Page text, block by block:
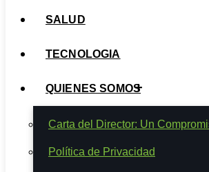
SALUD
TECNOLOGIA
QUIENES SOMOS
Carta del Director: Un
Política de Privacidad